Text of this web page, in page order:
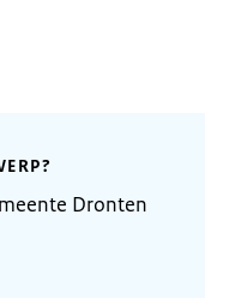
Dronten